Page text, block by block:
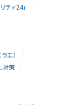
ィ24」
エ）
対策